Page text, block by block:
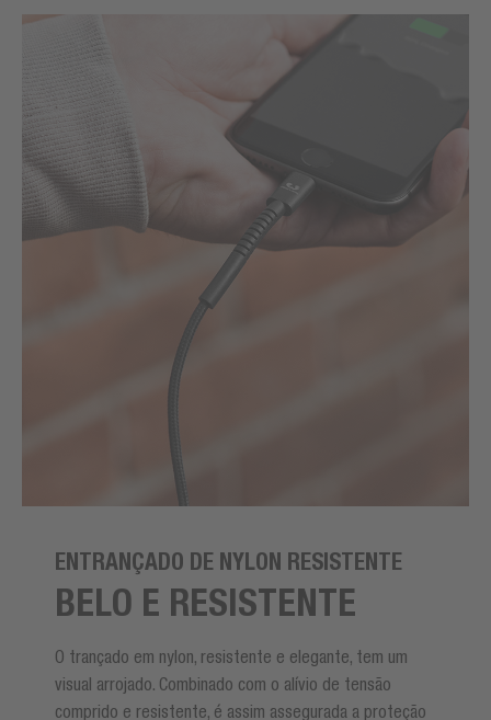
ENTRANÇADO DE NYLON RESISTENTE
BELO E RESISTENTE
O trançado em nylon, resistente e elegante, tem um
visual arrojado. Combinado com o alívio de tensão
comprido e resistente, é assim assegurada a proteção